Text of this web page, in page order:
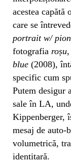
acestea
care se
portrait w/
fotografia
blue (2008),
specific cum
Putem desigur
sale în LA,
Kippenberger,
mesaj de auto-
volumetrică,
identitară.